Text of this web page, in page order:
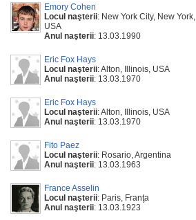
Emory Cohen
Locul naşterii: New York City, New York,
USA
Anul naşterii: 13.03.1990
Eric Fox Hays
Locul naşterii: Alton, Illinois, USA
Anul naşterii: 13.03.1970
Eric Fox Hays
Locul naşterii: Alton, Illinois, USA
Anul naşterii: 13.03.1970
Fito Paez
Locul naşterii: Rosario, Argentina
Anul naşterii: 13.03.1963
France Asselin
Locul naşterii: Paris, Franţa
Anul naşterii: 13.03.1923